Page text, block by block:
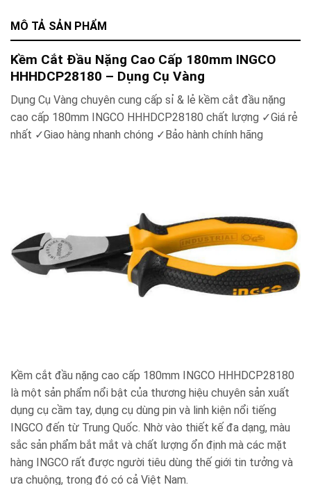
MÔ TẢ SẢN PHẨM
Kềm Cắt Đầu Nặng Cao Cấp 180mm INGCO
HHHDCP28180 – Dụng Cụ Vàng
Dụng Cụ Vàng chuyên cung cấp sỉ & lẻ kềm cắt đầu nặng
cao cấp 180mm INGCO HHHDCP28180 chất lượng ✓Giá rẻ
nhất ✓Giao hàng nhanh chóng ✓Bảo hành chính hãng
Kềm cắt đầu nặng cao cấp 180mm INGCO HHHDCP28180
là một sản phẩm nổi bật của thương hiệu chuyên sản xuất
dụng cụ cầm tay, dụng cụ dùng pin và linh kiện nổi tiếng
INGCO đến từ Trung Quốc. Nhờ vào thiết kế đa dạng, màu
sắc sản phẩm bắt mắt và chất lượng ổn định mà các mặt
hàng INGCO rất được người tiêu dùng thế giới tin tưởng và
ưa chuộng, trong đó có cả Việt Nam.